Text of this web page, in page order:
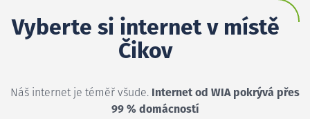
Vyberte si internet v místě
Čikov
Náš internet je téměř všude. Internet od WIA pokrývá přes
99 % domácností